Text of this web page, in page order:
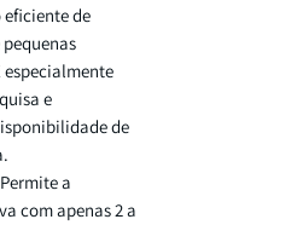
de
e
de
a
com apenas 2 a